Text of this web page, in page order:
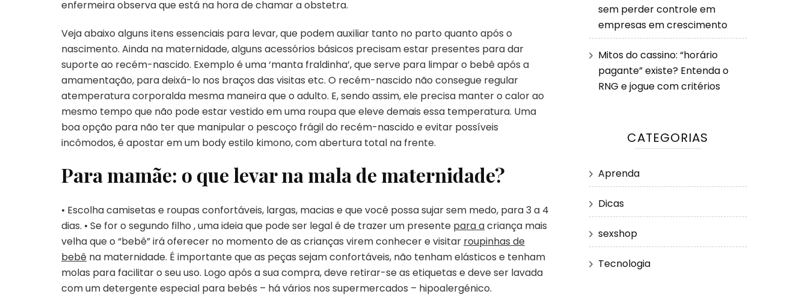
enfermeira observa que está na hora de chamar a obstetra.
Veja abaixo alguns itens essenciais para levar, que podem auxiliar tanto no parto quanto após o
nascimento. Ainda na maternidade, alguns acessórios básicos precisam estar presentes para dar
suporte ao recém-nascido. Exemplo é uma ‘manta fraldinha’, que serve para limpar o bebê após a
amamentação, para deixá-lo nos braços das visitas etc. O recém-nascido não consegue regular
atemperatura corporalda mesma maneira que o adulto. E, sendo assim, ele precisa manter o calor ao
mesmo tempo que não pode estar vestido em uma roupa que eleve demais essa temperatura. Uma
boa opção para não ter que manipular o pescoço frágil do recém-nascido e evitar possíveis
incômodos, é apostar em um body estilo kimono, com abertura total na frente.
Para mamãe: o que levar na mala de maternidade?
• Escolha camisetas e roupas confortáveis, largas, macias e que você possa sujar sem medo, para 3 a 4
dias. • Se for o segundo filho , uma ideia que pode ser legal é de trazer um presente para acriança mais
velha que o “bebê” irá oferecer no momento de as crianças virem conhecer e visitar roupinhas de
bebê na maternidade. É importante que as peças sejam confortáveis, não tenham elásticos e tenham
molas para facilitar o seu uso. Logo após a sua compra, deve retirar-se as etiquetas e deve ser lavada
com um detergente especial para bebés – há vários nos supermercados – hipoalergénico.
sem perder controle em
empresas em crescimento
Mitos do cassino: “horário
pagante” existe? Entenda o
RNG e jogue com critérios
CATEGORIAS
Aprenda
Dicas
sexshop
Tecnologia